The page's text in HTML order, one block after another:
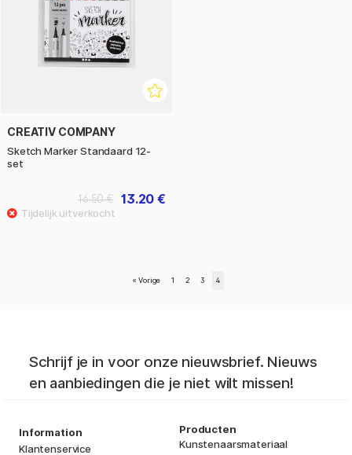
CREATIV COMPANY
Sketch Marker Standaard 12-
set
13.20 €
16.50 €
« Vorige 1 2 3 4
Schrijf je in voor onze nieuwsbrief. Nieuws
en aanbiedingen die je niet wilt missen!
Information
Klantenservice
Producten
Kunstenaarsmateriaal